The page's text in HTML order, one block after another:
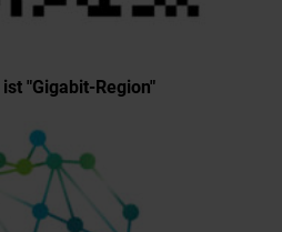
"Gigabit-Region"